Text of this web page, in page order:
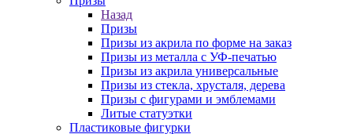
Назад
Призы
Призы из акрила по форме на заказ
Призы из металла с УФ-печатью
Призы из акрила универсальные
Призы из стекла, хрусталя, дерева
Призы с фигурами и эмблемами
Литые статуэтки
Пластиковые фигурки